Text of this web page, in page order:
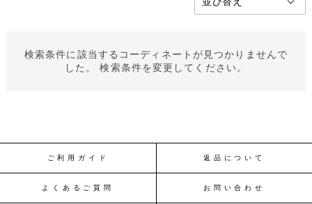
検索条件に該当するコーディネートが見つかりませんで
した。 検索条件を変更してください。
ご利用ガイド 返品について
よくあるご質問 お問い合わせ